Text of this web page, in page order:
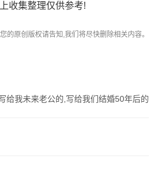
收集整理仅供参考!
的原创版权请告知,我们将尽快删除相关内容。
给我未来老公的,写给我们结婚50年后的